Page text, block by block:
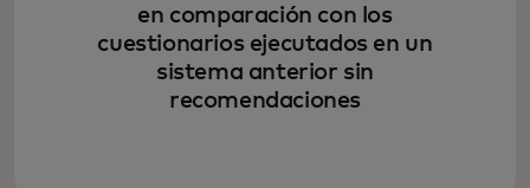
en comparación con los
cuestionarios ejecutados en un
sistema anterior sin
recomendaciones